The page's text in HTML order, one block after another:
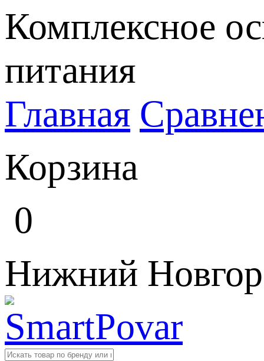
Комплексное
питания
Главная
Корзина
0
Нижний